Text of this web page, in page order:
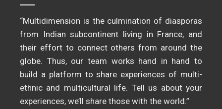
“Multidimension is the culmination of diasporas
from Indian subcontinent living in France, and
their effort to connect others from around the
globe. Thus, our team works hand in hand to
build a platform to share experiences of multi-
ethnic and multicultural life. Tell us about your
experiences, we’ll share those with the world.”